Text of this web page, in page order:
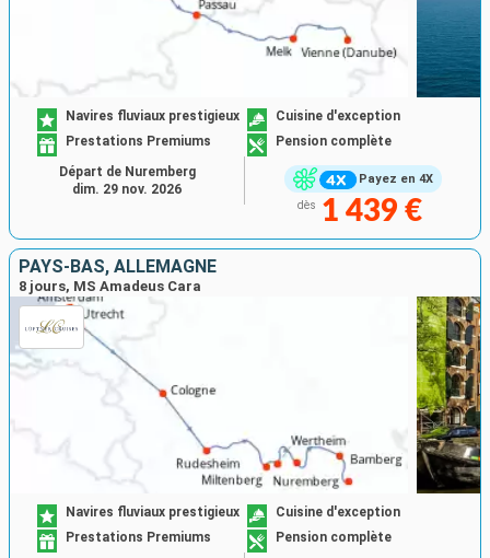
Payez en 4X
Navires fluviaux prestigieux
Cuisine d'exception
Prestations Premiums
Pension complète
dès 1 439 €
Départ de Nuremberg
dim. 29 nov. 2026
PAYS-BAS, ALLEMAGNE
8 jours, MS Amadeus Cara
Navires fluviaux prestigieux
Cuisine d'exception
Prestations Premiums
Pension complète